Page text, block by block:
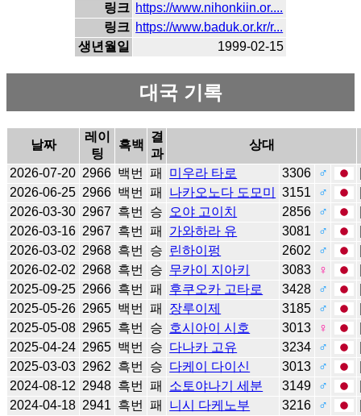
링크 https://www.nihonkiin.or....
링크 https://www.baduk.or.kr/r...
생년월일
1999-02-15
대국 기록
날짜
레이
팅
흑백
결
과
상대
2026-07-20 2966 백번 패 미우라 타로 3306 ♂
2026-06-25 2966 백번 패 나카오노다 도모미 3151 ♂
2026-03-30 2967 흑번 승 오야 고이치 2856 ♂
2026-03-16 2967 흑번 패 가와하라 유 3081 ♂
2026-03-02 2968 흑번 승 린하이펑 2602 ♂
2026-02-02 2968 흑번 승 무카이 지아키 3083 ♀
2025-09-25 2966 흑번 패 후쿠오카 고타로 3428 ♂
2025-05-26 2965 백번 패 장루이제 3185 ♂
2025-05-08 2965 흑번 승 호시아이 시호 3013 ♀
2025-04-24 2965 백번 승 다나카 고유 3234 ♂
2025-03-03 2962 흑번 승 다케이 다이신 3013 ♂
2024-08-12 2948 흑번 패 소토야나기 세분 3149 ♂
2024-04-18 2941 흑번 패 니시 다케노부 3216 ♂